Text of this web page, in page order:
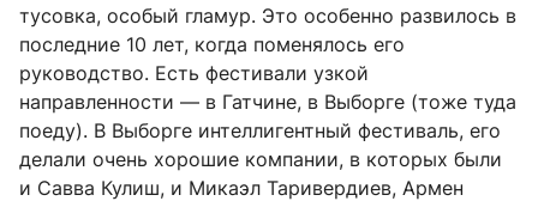
тусовка, особый гламур. Это особенно развилось в
последние 10 лет, когда поменялось его
руководство. Есть фестивали узкой
направленности — в Гатчине, в Выборге (тоже туда
поеду). В Выборге интеллигентный фестиваль, его
делали очень хорошие компании, в которых были
и Савва Кулиш, и Микаэл Таривердиев, Армен